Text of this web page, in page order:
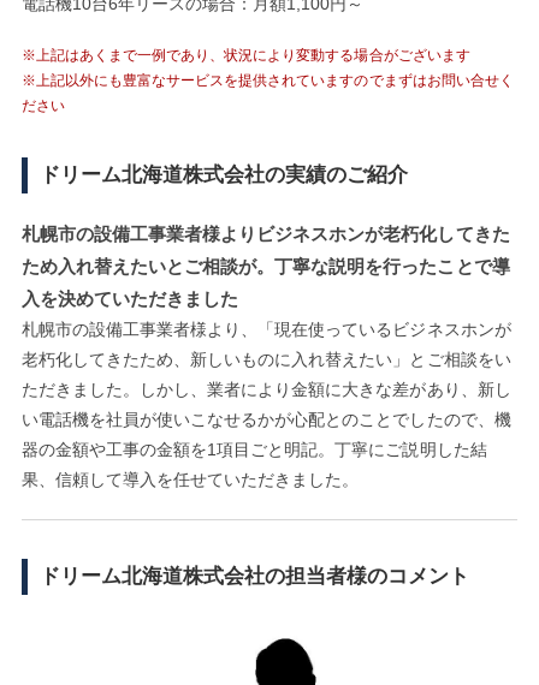
※上記はあくまで一例であり、状況により変動する場合がございます
※上記以外にも豊富なサービスを提供されていますのでまずはお問い合せく
ださい
ドリーム北海道株式会社の実績のご紹介
札幌市の設備工事業者様よりビジネスホンが老朽化してきた
ため入れ替えたいとご相談が。丁寧な説明を行ったことで導
入を決めていただきました
札幌市の設備工事業者様より、「現在使っているビジネスホンが
老朽化してきたため、新しいものに入れ替えたい」とご相談をい
ただきました。しかし、業者により金額に大きな差があり、新し
い電話機を社員が使いこなせるかが心配とのことでしたので、機
器の金額や工事の金額を1項目ごと明記。丁寧にご説明した結
果、信頼して導入を任せていただきました。
ドリーム北海道株式会社の担当者様のコメント